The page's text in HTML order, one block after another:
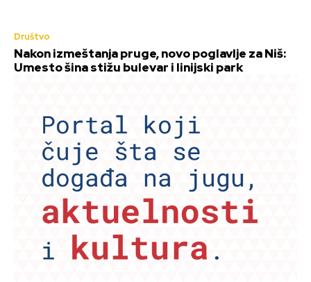
Društvo
Nakon izmeštanja pruge, novo poglavlje za Niš:
Umesto šina stižu bulevar i linijski park